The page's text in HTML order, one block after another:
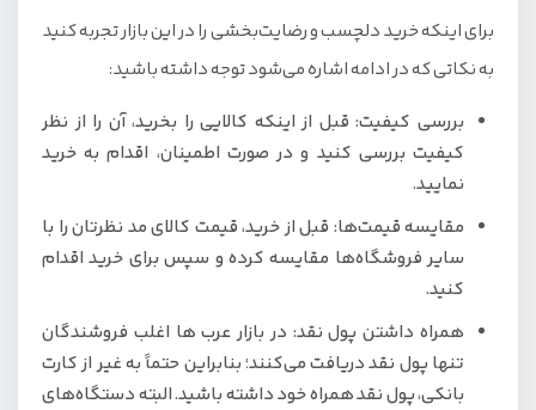
برای اینکه خرید دلچسب و رضایت‌بخشی را در این بازار تجربه کنید
به نکاتی که در ادامه اشاره می‌شود توجه داشته باشید:
بررسی کیفیت: قبل از اینکه کالایی را بخرید، آن را از نظر
کیفیت بررسی کنید و در صورت اطمینان، اقدام به خرید
نمایید.
مقایسه قیمت‌ها: قبل از خرید، قیمت کالای مد نظرتان را با
سایر فروشگاه‌ها مقایسه کرده و سپس برای خرید اقدام
کنید.
همراه داشتن پول نقد: در بازار عرب ها اغلب فروشندگان
تنها پول نقد دریافت می‌کنند؛ بنابراین حتماً به‌ غیر از کارت
بانکی، پول نقد همراه خود داشته باشید. البته دستگاه‌های